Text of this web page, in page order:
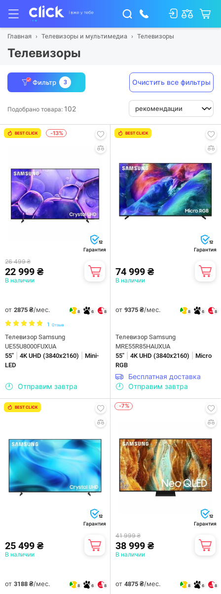
Главная Телевизоры и мультимедиа Телевизоры
Телевизоры
Фильтр 3 Очистить все фильтры
Подобрано товара: 102
BEST CLICK -13%
12
Гарантия
26 499 ₴
22 999 ₴
В наличии
от 2875 ₴/мес. 8 6 8
1 Отзыв
Телевизор Samsung
UE55U8000FUXUA
55"
4K UHD (3840х2160)
Mini-
LED
Отправим завтра
BEST CLICK
12
Гарантия
74 999 ₴
В наличии
от 9375 ₴/мес. 8 6 8
Телевизор Samsung
MRE55R85HAUXUA
55"
4K UHD (3840х2160)
Micro
RGB
Бесплатная доставка
Отправим завтра
BEST CLICK
12
Гарантия
25 499 ₴
В наличии
от 3188 ₴/мес. 8 6 8
-7%
12
Гарантия
41 999 ₴
38 999 ₴
В наличии
от 4875 ₴/мес. 8 6 8